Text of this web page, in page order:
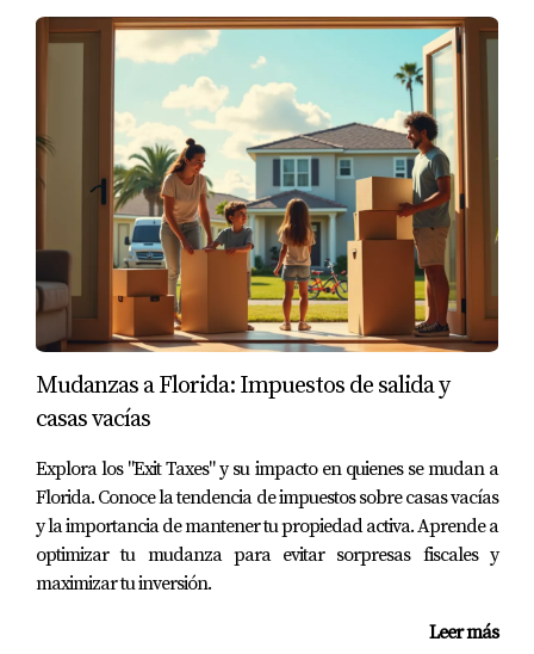
a ti.
Mudanzas a Florida: Impuestos de salida y
casas vacías
Explora los "Exit Taxes" y su impacto en quienes se mudan a
Florida. Conoce la tendencia de impuestos sobre casas vacías
y la importancia de mantener tu propiedad activa. Aprende a
optimizar tu mudanza para evitar sorpresas fiscales y
maximizar tu inversión.
Leer más